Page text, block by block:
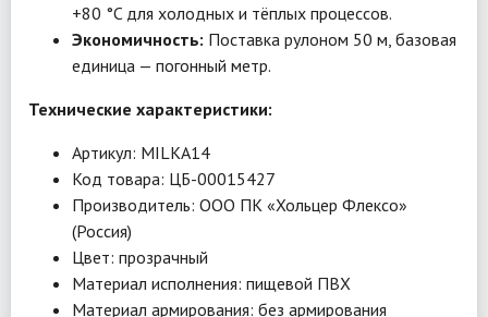
+80 °C для холодных и тёплых процессов.
Экономичность: Поставка рулоном 50 м, базовая
единица — погонный метр.
Технические характеристики:
Артикул: MILKA14
Код товара: ЦБ-00015427
Производитель: ООО ПК «Хольцер Флексо»
(Россия)
Цвет: прозрачный
Материал исполнения: пищевой ПВХ
Материал армирования: без армирования